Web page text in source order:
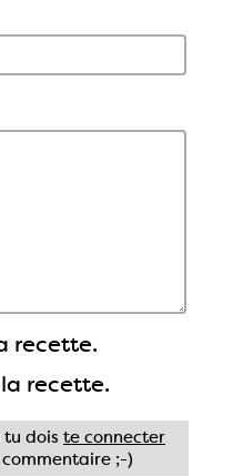
recette.
recette.
tu dois te connecter
;-)